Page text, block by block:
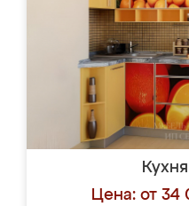
Цена: от 34